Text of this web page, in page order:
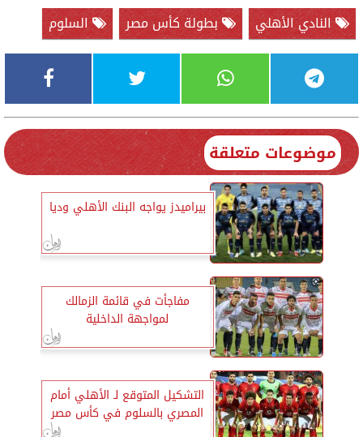
النادي الأهلي
بطولة كأس مصر السلوم
موضوعات متعلقة
بيراميدز يواجه البنك الأهلي وديا
مفاجأت في قائمة الزمالك
لمواجهة الداخلية
التشكيل المتوقع لـ الأهلي أمام
المصري بالسلوم في كأس مصر